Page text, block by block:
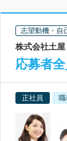
志望動機・自
株式会社土
応募者
正社員